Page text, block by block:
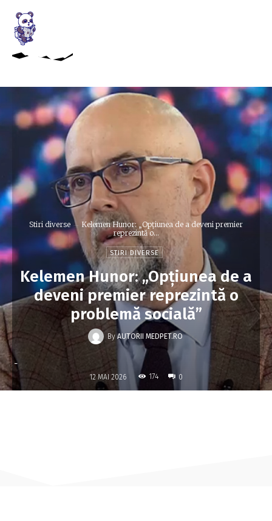
Stiri diverse
Kelemen Hunor: „Opțiunea de a deveni premier
reprezintă o...
STIRI DIVERSE
Kelemen Hunor: „Opțiunea de a
deveni premier reprezintă o
problemă socială”
By AUTORII MEDPET.RO
-
12 MAI 2026 174 0